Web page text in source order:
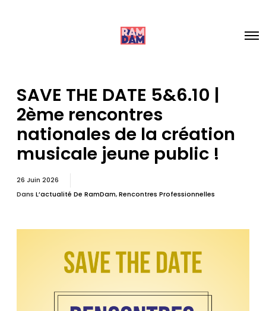
SAVE THE DATE 5&6.10 |
2ème rencontres
nationales de la création
musicale jeune public !
26 Juin 2026
Dans L’actualité De RamDam,Rencontres Professionnelles